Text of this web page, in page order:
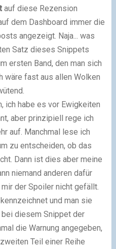
auf diese Rezension
dem Dashboard immer die
angezeigt. Naja... was
Satz dieses Snippets
ersten Band, den man sich
wäre fast aus allen Wolken
ich habe es vor Ewigkeiten
aber prinzipiell rege ich
auf. Manchmal lese ich
zu entscheiden, ob das
Dann ist dies aber meine
niemand anderen dafür
der Spoiler nicht gefällt.
und man sie
diesem Snippet der
die Warnung angegeben,
Teil einer Reihe